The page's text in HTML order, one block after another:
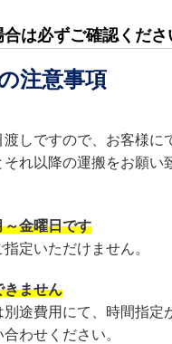
は必ずご確認くださ
注意事項
渡しですので、お客様に
れ以降の運搬をお願い
～金曜日です
定いただけません。
きません
途費用にて、時間指定
わせください。